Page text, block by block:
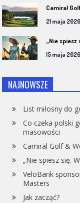
Camiral
21 maja 2026
„Nie spiesz
15 maja 2026
NAJNOWSZE
List miłosny do
Co czeka polski
masowości
Camiral Golf &
„Nie spiesz się.
VeloBank
Masters
Jak zacząć?